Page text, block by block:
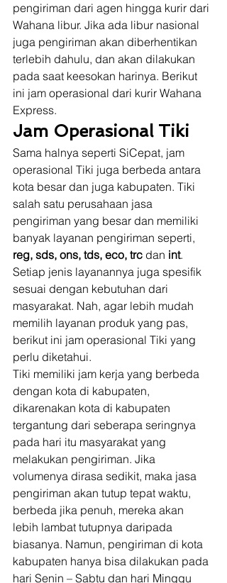
pengiriman dari agen hingga kurir dari
Wahana libur. Jika ada libur nasional
juga pengiriman akan diberhentikan
terlebih dahulu, dan akan dilakukan
pada saat keesokan harinya. Berikut
ini jam operasional dari kurir Wahana
Express.
Jam Operasional Tiki
Sama halnya seperti SiCepat, jam
operasional Tiki juga berbeda antara
kota besar dan juga kabupaten. Tiki
salah satu perusahaan jasa
pengiriman yang besar dan memiliki
banyak layanan pengiriman seperti,
reg, sds, ons, tds, eco, trc dan int.
Setiap jenis layanannya juga spesifik
sesuai dengan kebutuhan dari
masyarakat. Nah, agar lebih mudah
memilih layanan produk yang pas,
berikut ini jam operasional Tiki yang
perlu diketahui.
Tiki memiliki jam kerja yang berbeda
dengan kota di kabupaten,
dikarenakan kota di kabupaten
tergantung dari seberapa seringnya
pada hari itu masyarakat yang
melakukan pengiriman. Jika
volumenya dirasa sedikit, maka jasa
pengiriman akan tutup tepat waktu,
berbeda jika penuh, mereka akan
lebih lambat tutupnya daripada
biasanya. Namun, pengiriman di kota
kabupaten hanya bisa dilakukan pada
hari Senin – Sabtu dan hari Minggu